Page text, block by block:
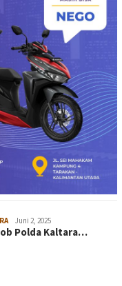
Juni 2, 2025
Polda Kaltara…